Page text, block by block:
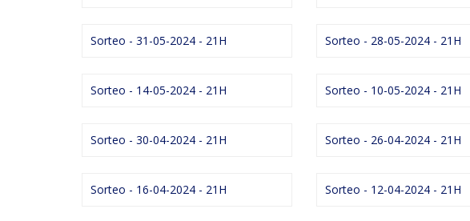
Sorteo - 31-05-2024 - 21H Sorteo - 28-05-2024 - 21H
Sorteo - 14-05-2024 - 21H Sorteo - 10-05-2024 - 21H
Sorteo - 30-04-2024 - 21H Sorteo - 26-04-2024 - 21H
Sorteo - 16-04-2024 - 21H Sorteo - 12-04-2024 - 21H